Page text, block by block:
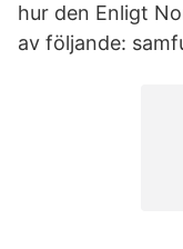
hur den Enligt
av följande: